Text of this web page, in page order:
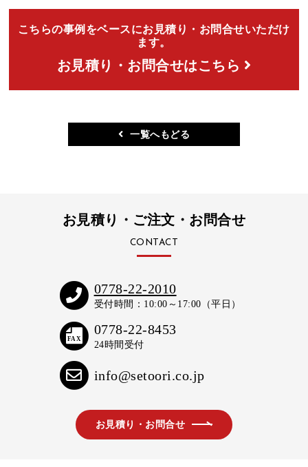
こちらの事例をベースにお見積り・お問合せいただけ
ます。
お見積り・お問合せはこちら
一覧へもどる
お見積り・ご注文・お問合せ
CONTACT
0778-22-2010
受付時間：10:00～17:00（平日）
FAX
0778-22-8453
24時間受付
info@setoori.co.jp
お見積り・お問合せ